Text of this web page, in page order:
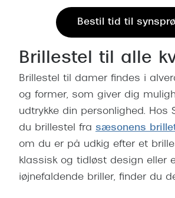
Bestil tid til
Brillestel til alle
Brillestel til damer findes i
og former, som giver dig
udtrykke din personlighed. Hos
du brillestel fra sæsonens
om du er på udkig efter et
klassisk og tidløst design eller
iøjnefaldende briller, finder du